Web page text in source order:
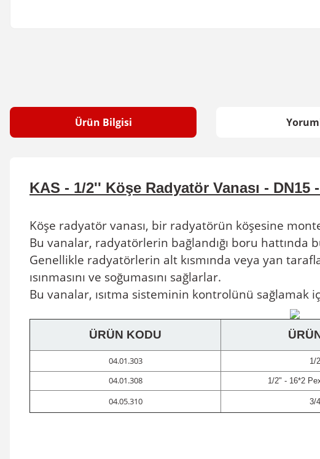
Ürün Bilgisi
KAS - 1/2'' Köşe Radyatör Vanası - DN15
Köşe radyatör vanası, bir radyatörün köşesine
Bu vanalar, radyatörlerin bağlandığı boru hattında
Genellikle radyatörlerin alt kısmında veya yan
ısınmasını ve soğumasını sağlarlar.
Bu vanalar, ısıtma sisteminin kontrolünü sağlamak
ÜRÜN KODU
04.01.303 1/
04.01.308
1/2" - 16*2
04.05.310
3/